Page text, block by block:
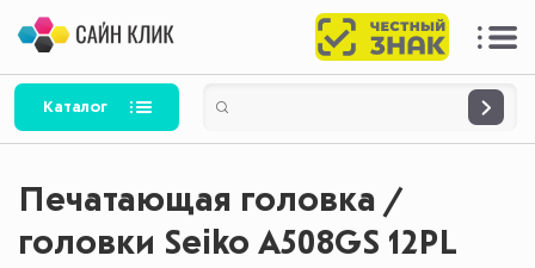
Каталог
Печатающая головка /
головки Seiko A508GS 12PL